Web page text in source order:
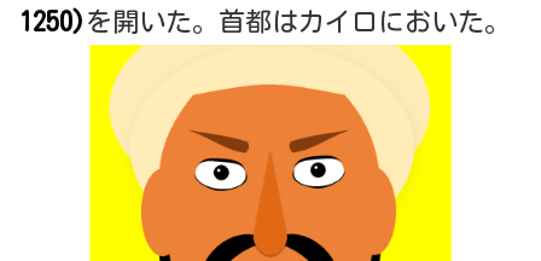
1250) を開いた。首都はカイロにおいた。